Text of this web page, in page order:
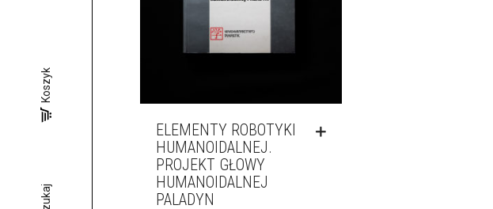
Koszyk
ELEMENTY ROBOTYKI
HUMANOIDALNEJ.
PROJEKT GŁOWY
HUMANOIDALNEJ
PALADYN